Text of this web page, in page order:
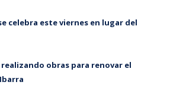
celebra este viernes en lugar del
obras para renovar el